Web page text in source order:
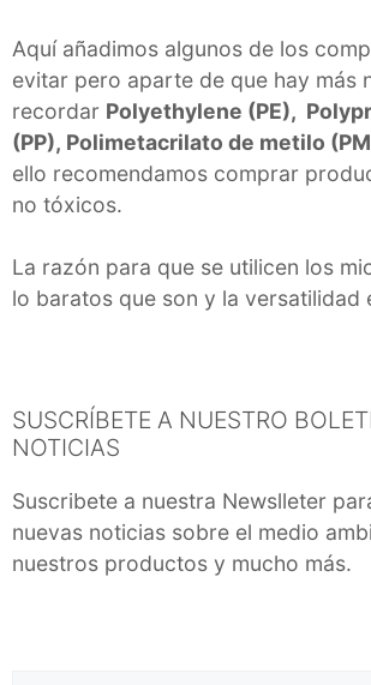
Aquí añadimos algunos de los
evitar pero aparte de que hay más
recordar Polyethylene (PE),
(PP), Polimetacrilato de metilo
ello recomendamos comprar
no tóxicos.
La razón para que se utilicen los
lo baratos que son y la versatilidad
SUSCRÍBETE A NUESTRO
NOTICIAS
Suscribete a nuestra Newslleter
nuevas noticias sobre el medio
nuestros productos y mucho más.